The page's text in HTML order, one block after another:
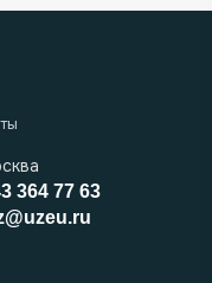
364 77 63